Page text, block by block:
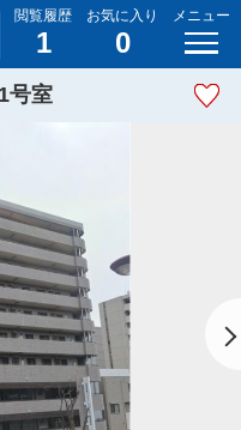
閲覧履歴
1
お気に入り
0
メニュー
号室